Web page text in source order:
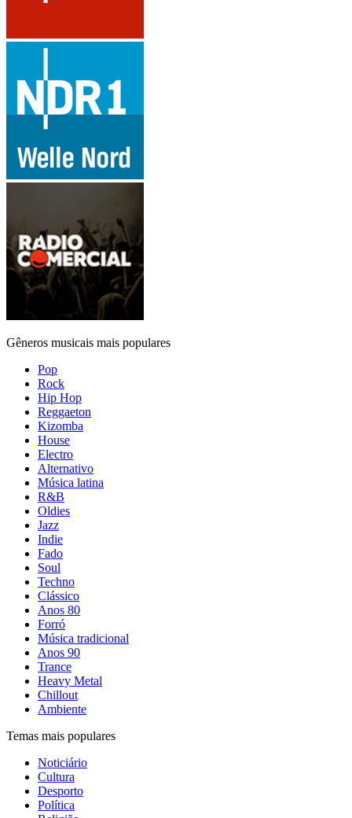
Gêneros musicais mais populares
Pop
Rock
Hip Hop
Reggaeton
Kizomba
House
Electro
Alternativo
Música latina
R&B
Oldies
Jazz
Indie
Fado
Soul
Techno
Clássico
Anos 80
Forró
Música tradicional
Anos 90
Trance
Heavy Metal
Chillout
Ambiente
Temas mais populares
Noticiário
Cultura
Desporto
Política